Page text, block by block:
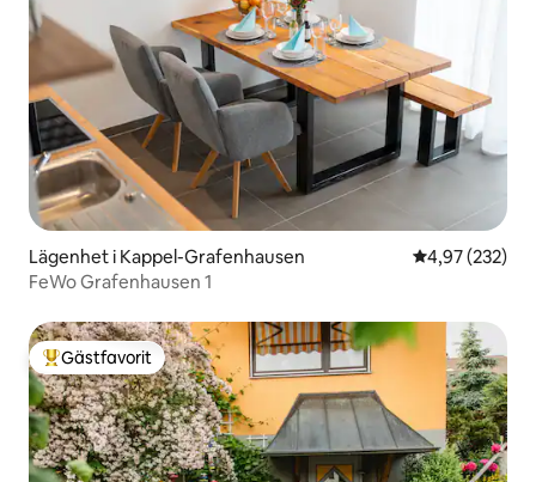
Lägenhet i Kappel-Grafenhausen 4,97 av 5 i
4,97 (232)
FeWo Grafenhausen 1
Populär gästfavorit
Gästfavorit